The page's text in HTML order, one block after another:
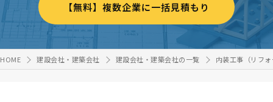
【無料】複数企業に一括見積もり
HOME 建設会社・建築会社 建設会社・建築会社の一覧 内装工事（リフ